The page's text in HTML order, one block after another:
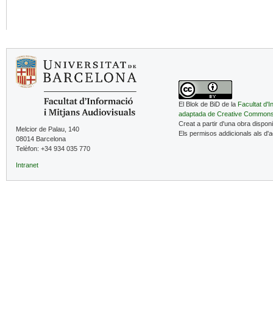
Melcior de Palau, 140
08014 Barcelona
Telèfon: +34 934 035 770
Intranet
El Blok de BiD de la Facultat
adaptada de Creative
Creat a partir d'una obra
Els permisos addicionals als